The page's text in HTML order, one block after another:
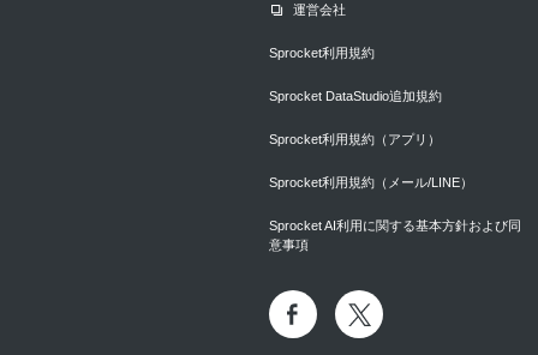
運営会社
Sprocket利用規約
Sprocket DataStudio追加規約
Sprocket利用規約（アプリ）
Sprocket利用規約（メール/LINE）
Sprocket AI利用に関する基本方針および同
意事項